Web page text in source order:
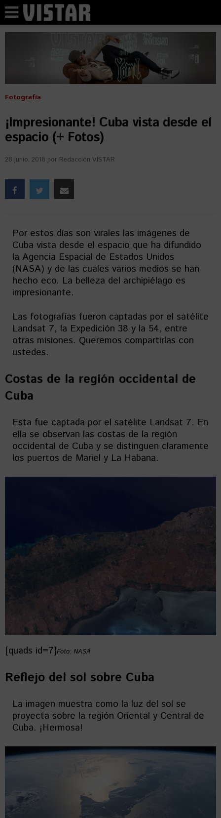
Fotografía
¡Impresionante! Cuba vista desde el
espacio (+ Fotos)
28 junio, 2018 por Redacción VISTAR
Por estos días son virales las imágenes de
Cuba vista desde el espacio que ha difundido
la Agencia Espacial de Estados Unidos
(NASA) y de las cuales varios medios se han
hecho eco. La belleza del archipiélago es
impresionante.
Las fotografías fueron captadas por el satélite
Landsat 7, la Expedición 38 y la 54, entre
otras misiones. Queremos compartirlas con
ustedes.
Costas de la región occidental de
Cuba
Esta fue captada por el satélite Landsat 7. En
ella se observan las costas de la región
occidental de Cuba y se distinguen claramente
los puertos de Mariel y La Habana.
[quads id=7]Foto: NASA
Reflejo del sol sobre Cuba
La imagen muestra como la luz del sol se
proyecta sobre la región Oriental y Central de
Cuba. ¡Hermosa!